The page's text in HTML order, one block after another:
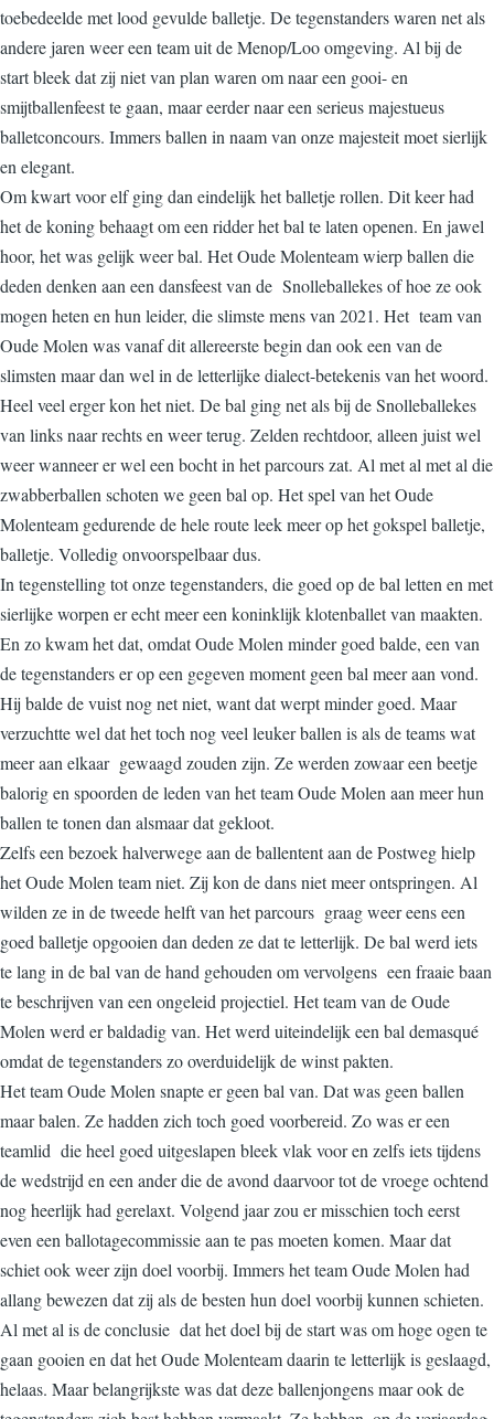
toebedeelde met lood gevulde balletje. De tegenstanders waren net als
andere jaren weer een team uit de Menop/Loo omgeving. Al bij de
start bleek dat zij niet van plan waren om naar een gooi- en
smijtballenfeest te gaan, maar eerder naar een serieus majestueus
balletconcours. Immers ballen in naam van onze majesteit moet sierlijk
en elegant.
Om kwart voor elf ging dan eindelijk het balletje rollen. Dit keer had
het de koning behaagt om een ridder het bal te laten openen. En jawel
hoor, het was gelijk weer bal. Het Oude Molenteam wierp ballen die
deden denken aan een dansfeest van de Snolleballekes of hoe ze ook
mogen heten en hun leider, die slimste mens van 2021. Het team van
Oude Molen was vanaf dit allereerste begin dan ook een van de
slimsten maar dan wel in de letterlijke dialect-betekenis van het woord.
Heel veel erger kon het niet. De bal ging net als bij de Snolleballekes
van links naar rechts en weer terug. Zelden rechtdoor, alleen juist wel
weer wanneer er wel een bocht in het parcours zat. Al met al met al die
zwabberballen schoten we geen bal op. Het spel van het Oude
Molenteam gedurende de hele route leek meer op het gokspel balletje,
balletje. Volledig onvoorspelbaar dus.
In tegenstelling tot onze tegenstanders, die goed op de bal letten en met
sierlijke worpen er echt meer een koninklijk klotenballet van maakten.
En zo kwam het dat, omdat Oude Molen minder goed balde, een van
de tegenstanders er op een gegeven moment geen bal meer aan vond.
Hij balde de vuist nog net niet, want dat werpt minder goed. Maar
verzuchtte wel dat het toch nog veel leuker ballen is als de teams wat
meer aan elkaar gewaagd zouden zijn. Ze werden zowaar een beetje
balorig en spoorden de leden van het team Oude Molen aan meer hun
ballen te tonen dan alsmaar dat gekloot.
Zelfs een bezoek halverwege aan de ballentent aan de Postweg hielp
het Oude Molen team niet. Zij kon de dans niet meer ontspringen. Al
wilden ze in de tweede helft van het parcours graag weer eens een
goed balletje opgooien dan deden ze dat te letterlijk. De bal werd iets
te lang in de bal van de hand gehouden om vervolgens een fraaie baan
te beschrijven van een ongeleid projectiel. Het team van de Oude
Molen werd er baldadig van. Het werd uiteindelijk een bal demasqué
omdat de tegenstanders zo overduidelijk de winst pakten.
Het team Oude Molen snapte er geen bal van. Dat was geen ballen
maar balen. Ze hadden zich toch goed voorbereid. Zo was er een
teamlid die heel goed uitgeslapen bleek vlak voor en zelfs iets tijdens
de wedstrijd en een ander die de avond daarvoor tot de vroege ochtend
nog heerlijk had gerelaxt. Volgend jaar zou er misschien toch eerst
even een ballotagecommissie aan te pas moeten komen. Maar dat
schiet ook weer zijn doel voorbij. Immers het team Oude Molen had
allang bewezen dat zij als de besten hun doel voorbij kunnen schieten.
Al met al is de conclusie dat het doel bij de start was om hoge ogen te
gaan gooien en dat het Oude Molenteam daarin te letterlijk is geslaagd,
helaas. Maar belangrijkste was dat deze ballenjongens maar ook de